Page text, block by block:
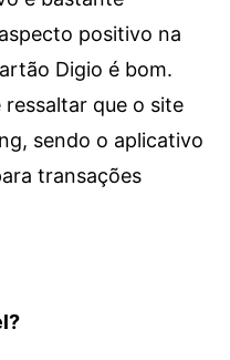
positivo na
Digio é bom.
que o site
sendo o aplicativo
transações